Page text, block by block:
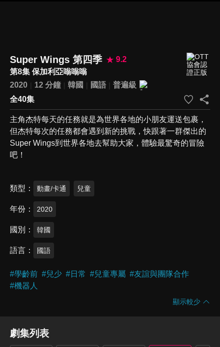
Super Wings 第四季
9.2
第8集 保加利亞嗡嗡嗡
2020
12 分鐘 韓國 國語
普遍級
全40集
主角杰特每天的任務就是為世界各地的小朋友運送包裹，
但杰特每次的任務都會遇到新的挑戰，快跟著一群傑出的
Super Wings到世界各地去幫助大家，體驗最驚奇的冒險
吧！
類型 動畫/卡通 兒童
年份 2020
國別 韓國
語言 國語
#學齡前 #兒少 #日常 #兒童專屬 #友誼與團隊合作
#機器人
顯示較少
劇集列表